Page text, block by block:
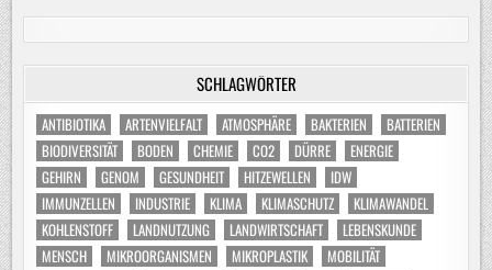
SCHLAGWÖRTER
ANTIBIOTIKA ARTENVIELFALT ATMOSPHÄRE BAKTERIEN
BATTERIEN
BIODIVERSITÄT
BODEN CHEMIE CO2 DÜRRE
ENERGIE
GEHIRN
GENOM GESUNDHEIT HITZEWELLEN
IDW
IMMUNZELLEN
INDUSTRIE KLIMA KLIMASCHUTZ
KLIMAWANDEL
KOHLENSTOFF
LANDNUTZUNG LANDWIRTSCHAFT
LEBENSKUNDE
MENSCH
MIKROORGANISMEN MIKROPLASTIK
MOBILITÄT